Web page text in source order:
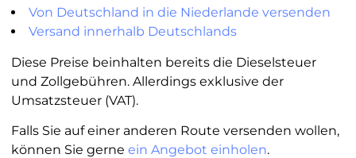
Von Deutschland in die Niederlande versenden
Versand innerhalb Deutschlands
Diese Preise beinhalten bereits die Dieselsteuer
und Zollgebühren. Allerdings exklusive der
Umsatzsteuer (VAT).
Falls Sie auf einer anderen Route versenden wollen,
können Sie gerne ein Angebot einholen.